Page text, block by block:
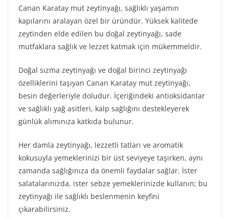
Canan Karatay mut zeytinyağı, sağlıklı yaşamın
kapılarını aralayan özel bir üründür. Yüksek kalitede
zeytinden elde edilen bu doğal zeytinyağı, sade
mutfaklara sağlık ve lezzet katmak için mükemmeldir.
Doğal sızma zeytinyağı ve doğal birinci zeytinyağı
özelliklerini taşıyan Canan Karatay mut zeytinyağı,
besin değerleriyle doludur. İçeriğindeki antioksidanlar
ve sağlıklı yağ asitleri, kalp sağlığını destekleyerek
günlük alımınıza katkıda bulunur.
Her damla zeytinyağı, lezzetli tatları ve aromatik
kokusuyla yemeklerinizi bir üst seviyeye taşırken, aynı
zamanda sağlığınıza da önemli faydalar sağlar. İster
salatalarınızda, ister sebze yemeklerinizde kullanın; bu
zeytinyağı ile sağlıklı beslenmenin keyfini
çıkarabilirsiniz.